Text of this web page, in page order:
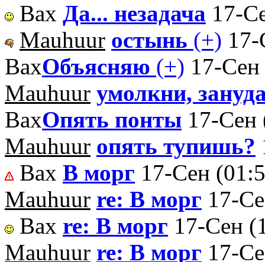
Вах Да... незадача 17-
Mauhuur остынь (+)
ВахОбъясняю (+) 17-
Mauhuur умолкни,
ВахОпять понты 17-Сен
Mauhuur опять тупишь?
Вах В морг 17-Сен
Mauhuur re: В морг 17-
Вах re: В морг 17-Сен
Mauhuur re: В морг 17-